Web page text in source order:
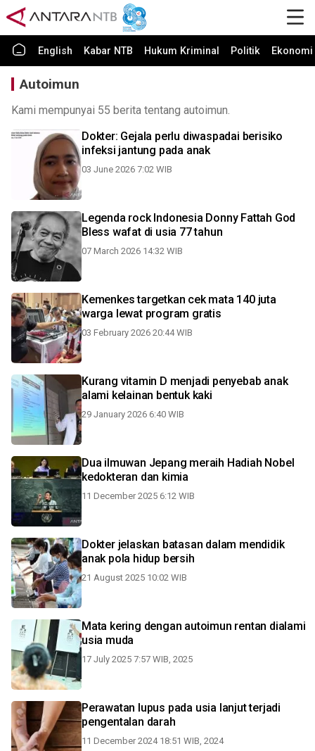
English Kabar NTB Hukum Kriminal Politik
Autoimun
Kami mempunyai 55 berita tentang autoimun.
Dokter: Gejala perlu diwaspadai berisiko
infeksi jantung pada anak
03 June 2026 7:02 WIB
Legenda rock Indonesia Donny Fattah God
Bless wafat di usia 77 tahun
07 March 2026 14:32 WIB
Kemenkes targetkan cek mata 140 juta
warga lewat program gratis
03 February 2026 20:44 WIB
Kurang vitamin D menjadi penyebab anak
alami kelainan bentuk kaki
29 January 2026 6:40 WIB
Dua ilmuwan Jepang meraih Hadiah Nobel
kedokteran dan kimia
11 December 2025 6:12 WIB
Dokter jelaskan batasan dalam mendidik
anak pola hidup bersih
21 August 2025 10:02 WIB
Mata kering dengan autoimun rentan dialami
usia muda
17 July 2025 7:57 WIB, 2025
Perawatan lupus pada usia lanjut terjadi
pengentalan darah
11 December 2024 18:51 WIB, 2024